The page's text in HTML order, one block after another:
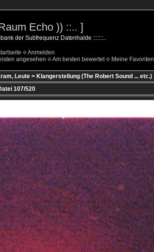
Echo )) ::.. ]
der Subfrequenz Datenhalde :::::::..
Anmelden
angesehen Am besten bewertet Meine Favoriten
Leute > Klangerstellung (The Robert Sound ... etc.)
107/520